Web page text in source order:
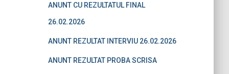
ANUNT CU REZULTATUL FINAL
26.02.2026
ANUNT REZULTAT INTERVIU 26.02.2026
ANUNT REZULTAT PROBA SCRISA